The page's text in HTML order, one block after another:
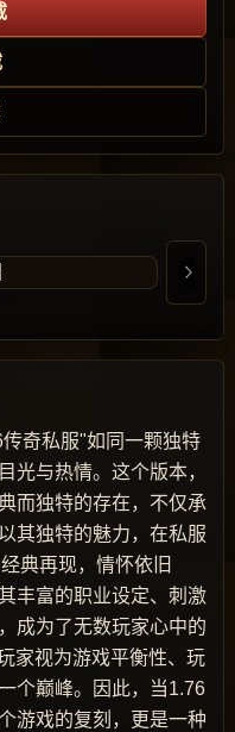
奇私服"如同一颗独特
光与热情。这个版本，
而独特的存在，不仅承
其独特的魅力，在私服
典再现，情怀依旧
丰富的职业设定、刺激
成为了无数玩家心中的
家视为游戏平衡性、玩
个巅峰。因此，当1.76
游戏的复刻，更是一种